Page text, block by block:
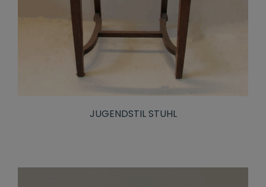
JUGENDSTIL STUHL